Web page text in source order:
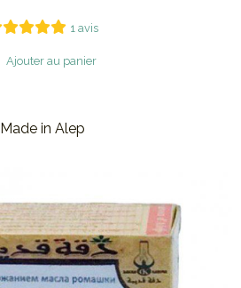
1 avis
Ajouter au panier
Made in Alep